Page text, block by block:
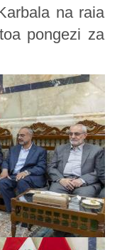
na raia
pongezi za